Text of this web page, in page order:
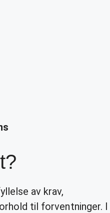
av krav,
til forventninger. I